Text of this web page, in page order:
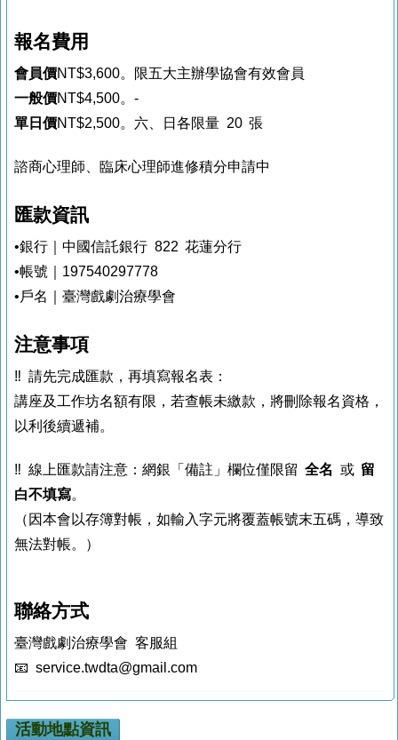
報名費用
會員價NT$3,600。限五大主辦學協會有效會員
一般價NT$4,500。-
單日價NT$2,500。六、日各限量 20 張
諮商心理師、臨床心理師進修積分申請中
匯款資訊
•銀行｜中國信託銀行 822 花蓮分行
•帳號｜197540297778
•戶名｜臺灣戲劇治療學會
注意事項
‼️ 請先完成匯款，再填寫報名表：
講座及工作坊名額有限，若查帳未繳款，將刪除報名資格，
以利後續遞補。
‼️ 線上匯款請注意：網銀「備註」欄位僅限留全名 或 留
白不填寫。
（因本會以存簿對帳，如輸入字元將覆蓋帳號末五碼，導致
無法對帳。）
聯絡方式
臺灣戲劇治療學會 客服組
📧 service.twdta@gmail.com
活動地點資訊